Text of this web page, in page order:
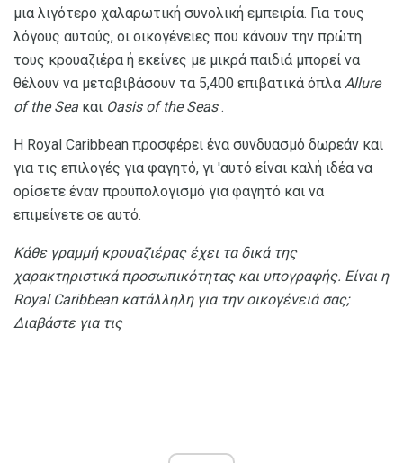
μια λιγότερο χαλαρωτική συνολική εμπειρία. Για τους
λόγους αυτούς, οι οικογένειες που κάνουν την πρώτη
τους κρουαζιέρα ή εκείνες με μικρά παιδιά μπορεί να
θέλουν να μεταβιβάσουν τα 5,400 επιβατικά όπλα Allure
of the Sea και Oasis of the Seas.
Η Royal Caribbean προσφέρει ένα συνδυασμό δωρεάν και
για τις επιλογές για φαγητό, γι 'αυτό είναι καλή ιδέα να
ορίσετε έναν προϋπολογισμό για φαγητό και να
επιμείνετε σε αυτό.
Κάθε γραμμή κρουαζιέρας έχει τα δικά της
χαρακτηριστικά προσωπικότητας και υπογραφής. Είναι η
Royal Caribbean κατάλληλη για την οικογένειά σας;
Διαβάστε για τις